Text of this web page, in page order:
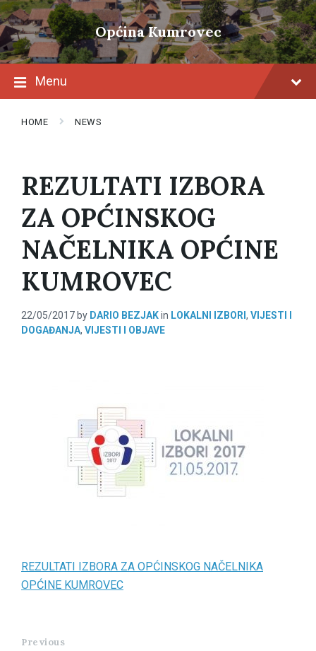
Skip
to
content
Skip
to
main
navigation
Skip
to
footer
Općina Kumrovec
Menu
HOME NEWS
REZULTATI IZBORA
ZA OPĆINSKOG
NAČELNIKA OPĆINE
KUMROVEC
22/05/2017 by DARIO BEZJAKin LOKALNI IZBORI , VIJESTI I
DOGAĐANJA, VIJESTI I OBJAVE
REZULTATI IZBORA ZA OPĆINSKOG NAČELNIKA
OPĆINE KUMROVEC
Previous